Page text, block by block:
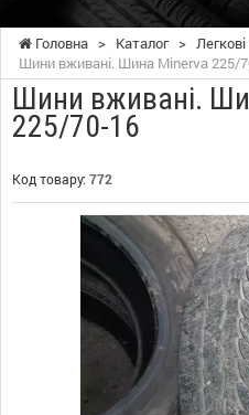
Головна > Каталог >
Шини вживані. Шина Minerva 225/
Шини вживані.
225/70-16
Код товару: 772